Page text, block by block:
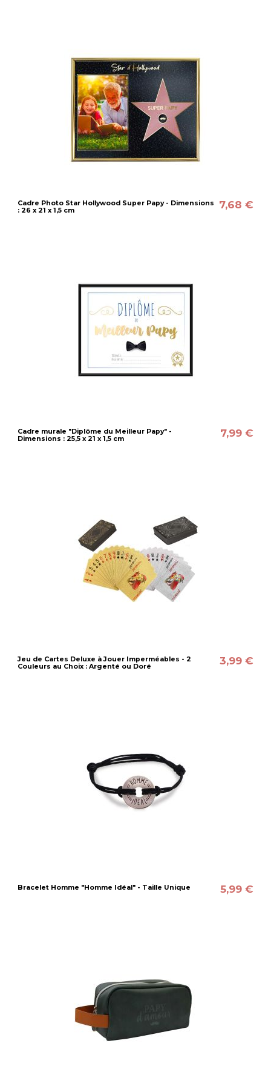
Cadre Photo Star Hollywood Super Papy - Dimensions
: 26 x 21 x 1,5 cm
7,68 €
Cadre murale "Diplôme du Meilleur Papy" -
Dimensions : 25,5 x 21 x 1,5 cm
7,99 €
Jeu de Cartes Deluxe à Jouer Imperméables - 2
Couleurs au Choix : Argenté ou Doré
3,99 €
Bracelet Homme "Homme Idéal" - Taille Unique 5,99 €